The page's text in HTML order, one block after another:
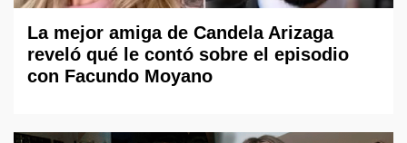
La mejor amiga de Candela Arizaga
reveló qué le contó sobre el episodio
con Facundo Moyano